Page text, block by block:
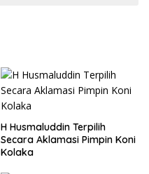
H Husmaluddin Terpilih
Secara Aklamasi Pimpin Koni
Kolaka